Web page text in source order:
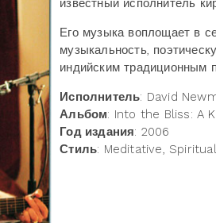
известный исполнитель
Его музыка воплощает в
музыкальность,
индийским традиционным
Исполнитель: David
Альбом: Into the Bliss: A
Год издания: 2006
Стиль: Meditative,